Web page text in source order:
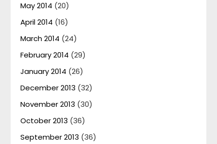
May 2014 (20)
April 2014 (16)
March 2014 (24)
February 2014 (29)
January 2014 (26)
December 2013 (32)
November 2013 (30)
October 2013 (36)
September 2013 (36)